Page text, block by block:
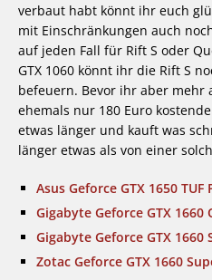
verbaut habt könnt ihr euch
mit Einschränkungen auch
auf jeden Fall für Rift S oder
GTX 1060 könnt ihr die Rift S
befeuern. Bevor ihr aber mehr
ehemals nur 180 Euro
etwas länger und kauft was
länger etwas als von einer
Asus Geforce GTX 1650
Gigabyte Geforce GTX 1660
Gigabyte Geforce GTX 1660
Zotac Geforce GTX 1660